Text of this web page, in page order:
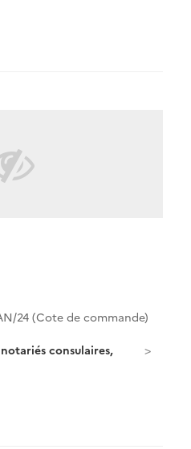
24 (Cote de commande)
consulaires,